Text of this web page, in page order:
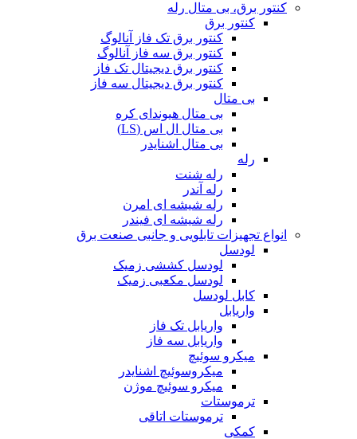
کنتور برق، بی متال رله
کنتور برق
کنتور برق تک فاز آنالوگ
کنتور برق سه فاز آنالوگ
کنتور برق دیجیتال تک فاز
کنتور برق دیجیتال سه فاز
بی متال
بی متال هیوندای کره
بی متال ال اس (LS)
بی متال اشنایدر
رله
رله شنت
رله آندر
رله شیشه ای امرن
رله شیشه ای فیندر
انواع تجهیزات تابلویی و جانبی صنعت برق
لودسل
لودسل کششی زمیک
لودسل مکعبی زمیک
کابل لودسل
واریابل
واریابل تک فاز
واریابل سه فاز
میکرو سوئیچ
میکروسوئیچ اشنایدر
میکرو سوئیچ موژن
ترموستات
ترموستات اتاقی
کمکی